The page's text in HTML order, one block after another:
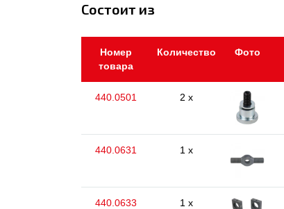
Состоит из
Номер
товара
Количество Фото
440.0501 2 x
440.0631 1 x
440.0633 1 x